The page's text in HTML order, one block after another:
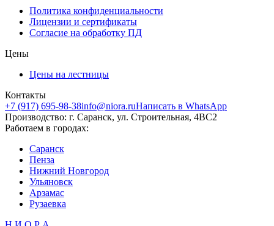
Политика конфиденциальности
Лицензии и сертификаты
Согласие на обработку ПД
Цены
Цены на лестницы
Контакты
+7 (917) 695-98-38info@niora.ruНаписать в WhatsApp
Производство: г. Саранск, ул. Строительная, 4ВС2
Работаем в городах:
Саранск
Пенза
Нижний Новгород
Ульяновск
Арзамас
Рузаевка